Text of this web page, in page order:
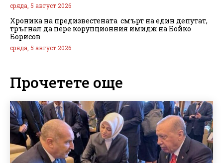
сряда, 5 август 2026
Хроника на предизвестената смърт на един депутат,
тръгнал да пере корупционния имидж на Бойко
Борисов
сряда, 5 август 2026
Прочетете още